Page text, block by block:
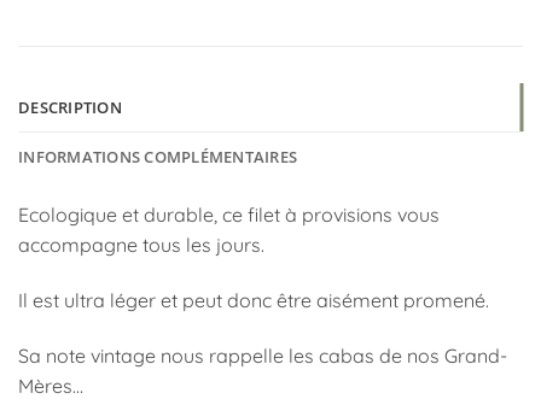
DESCRIPTION
INFORMATIONS COMPLÉMENTAIRES
Ecologique et durable, ce filet à provisions vous
accompagne tous les jours.
Il est ultra léger et peut donc être aisément promené.
Sa note vintage nous rappelle les cabas de nos Grand-
Mères…